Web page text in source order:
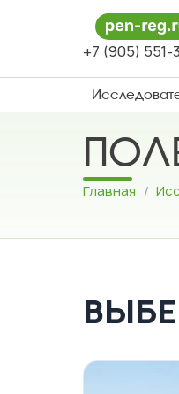
+7 (905) 551-
Главная /